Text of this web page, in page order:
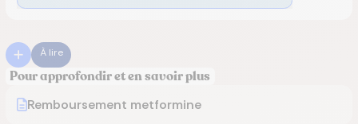
À lire
Pour approfondir et en savoir plus
Remboursement metformine